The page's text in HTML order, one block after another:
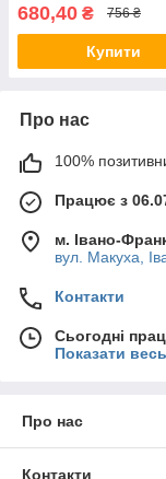
680,40 ₴ 756 ₴
Купити
Про нас
100%
Працює з
м. Івано-
вул. Макуха,
Контакти
Сьогодні
Показати
Про нас
Контакти